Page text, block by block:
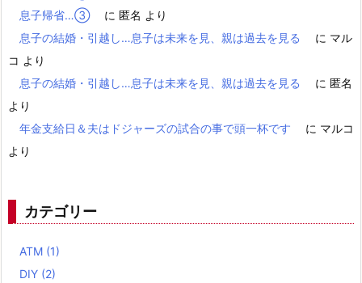
息子帰省…③
に 匿名 より
息子の結婚・引越し…息子は未来を見、親は過去を見る
に マル
コ より
息子の結婚・引越し…息子は未来を見、親は過去を見る
に 匿名
より
年金支給日＆夫はドジャーズの試合の事で頭一杯です
に マルコ
より
カテゴリー
ATM (1)
DIY (2)